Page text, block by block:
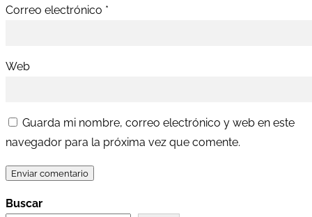
Correo electrónico *
Web
Guarda mi nombre, correo electrónico y web en este
navegador para la próxima vez que comente.
Buscar